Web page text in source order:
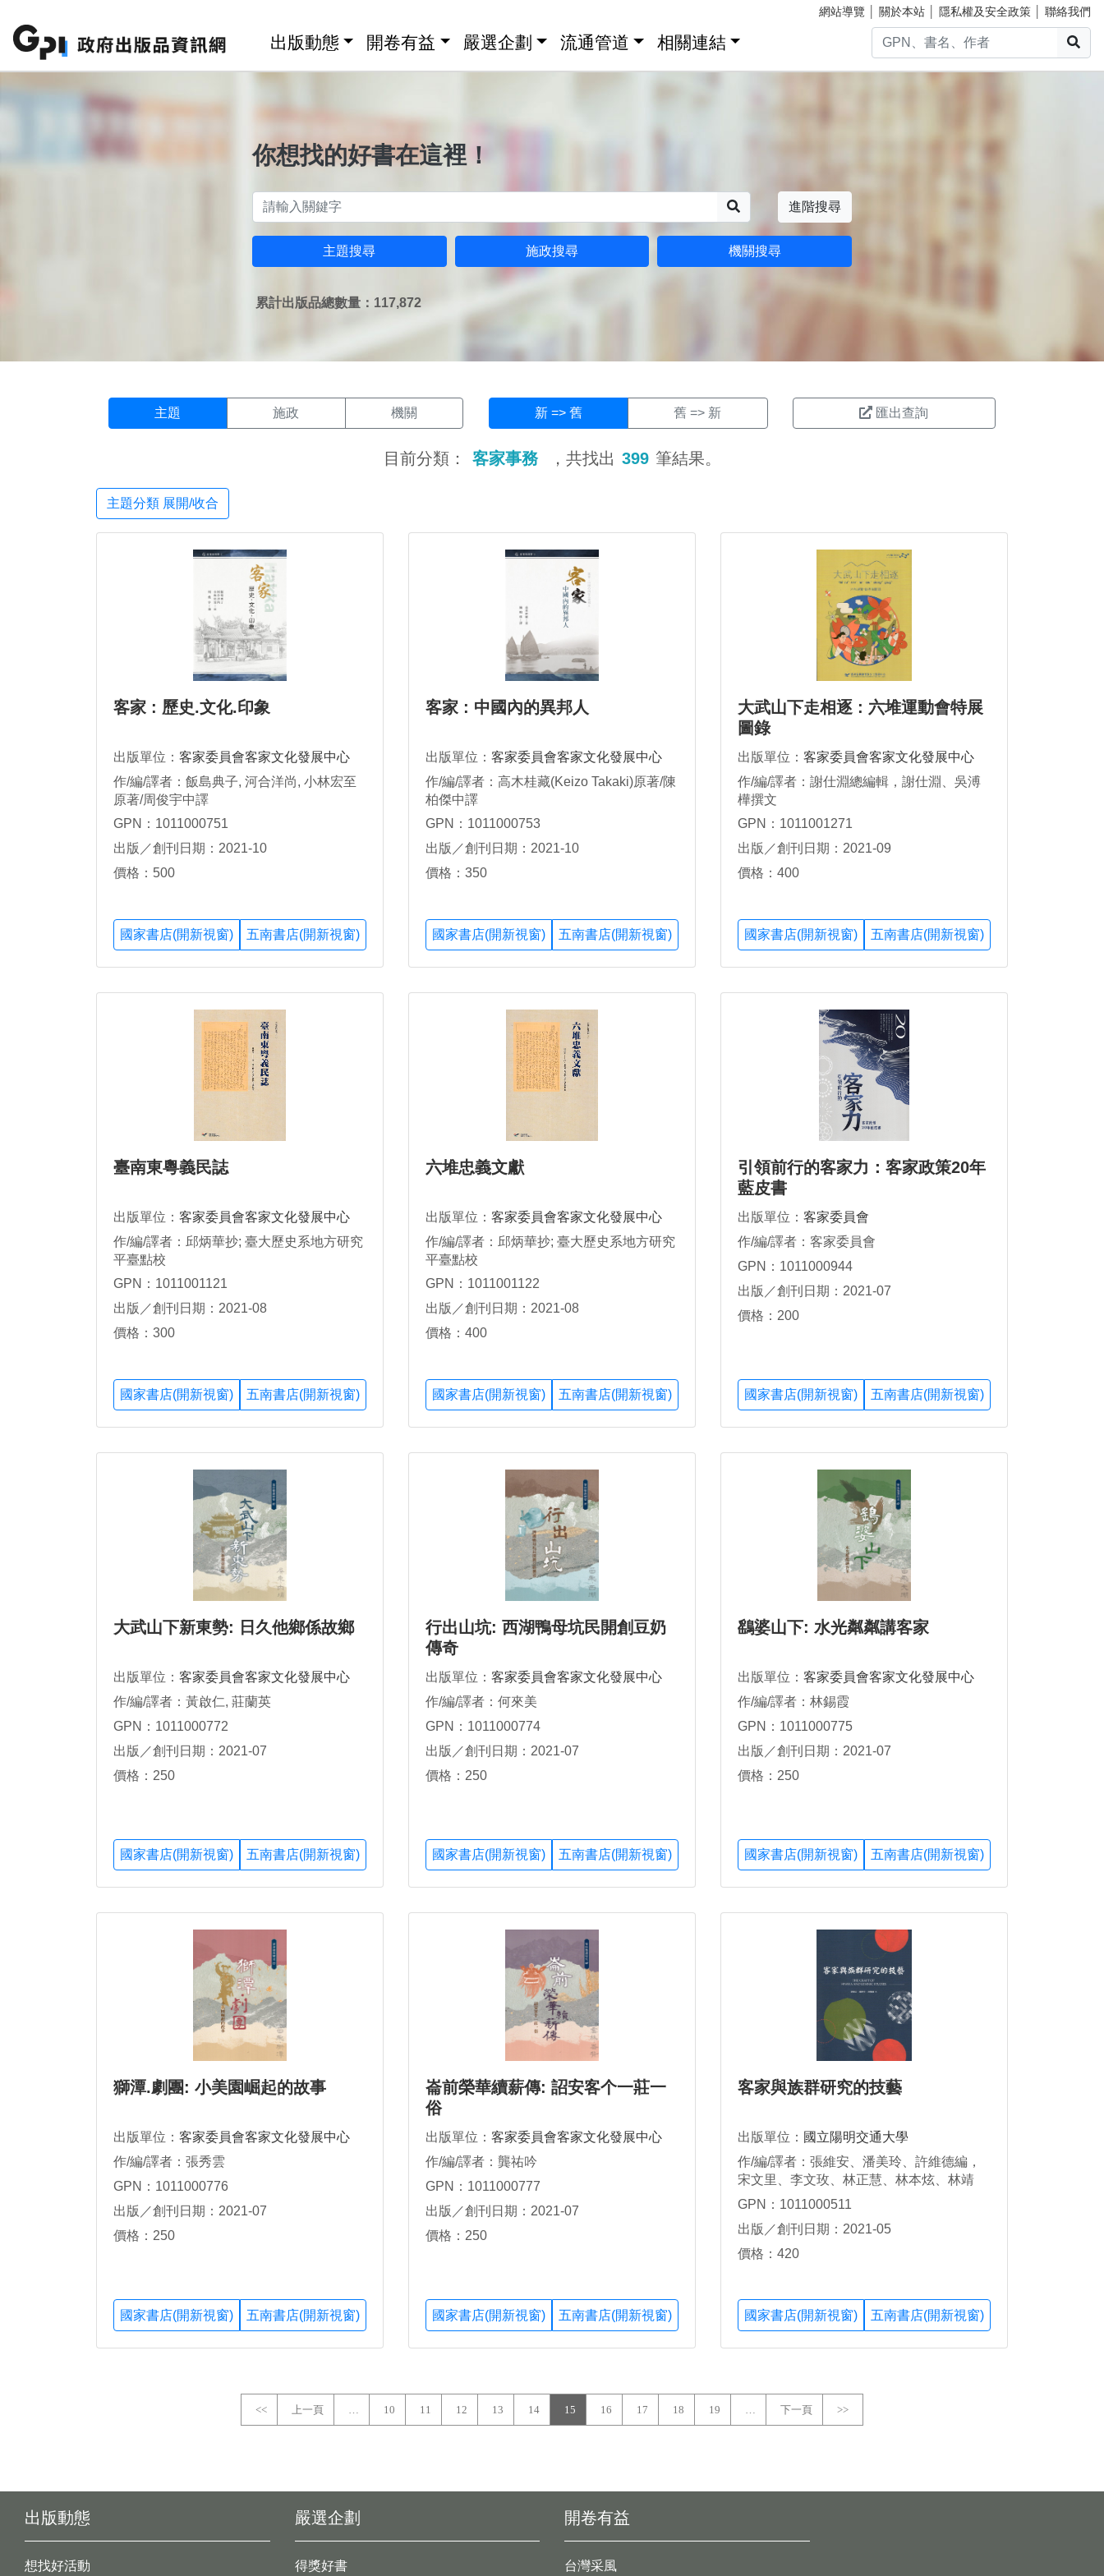
網站導覽 關於本站 隱私權及安全政策 聯絡我們
出版動態 開卷有益 嚴選企劃 流通管道 相關連結
你想找的好書在這裡！
進階搜尋
主題搜尋 施政搜尋 機關搜尋
累計出版品總數量：117,872
主題 施政 機關 新 => 舊 舊 => 新 匯出查詢
目前分類： 客家事務 ，共找出 399 筆結果。
主題分類 展開/收合
客家 : 歷史.文化.印象
出版單位： 客家委員會客家文化發展中心
作/編/譯者：飯島典子, 河合洋尚, 小林宏至
原著/周俊宇中譯
GPN：1011000751
出版／創刊日期：2021-10
價格：500
國家書店(開新視窗) 五南書店(開新視窗)
客家 : 中國內的異邦人
出版單位： 客家委員會客家文化發展中心
作/編/譯者：高木桂藏(Keizo Takaki)原著/陳
柏傑中譯
GPN：1011000753
出版／創刊日期：2021-10
價格：350
國家書店(開新視窗) 五南書店(開新視窗)
大武山下走相逐 : 六堆運動會特展
圖錄
出版單位： 客家委員會客家文化發展中心
作/編/譯者：謝仕淵總編輯，謝仕淵、吳溥
樺撰文
GPN：1011001271
出版／創刊日期：2021-09
價格：400
國家書店(開新視窗) 五南書店(開新視窗)
臺南東粵義民誌
出版單位： 客家委員會客家文化發展中心
作/編/譯者：邱炳華抄; 臺大歷史系地方研究
平臺點校
GPN：1011001121
出版／創刊日期：2021-08
價格：300
國家書店(開新視窗) 五南書店(開新視窗)
六堆忠義文獻
出版單位： 客家委員會客家文化發展中心
作/編/譯者：邱炳華抄; 臺大歷史系地方研究
平臺點校
GPN：1011001122
出版／創刊日期：2021-08
價格：400
國家書店(開新視窗) 五南書店(開新視窗)
引領前行的客家力：客家政策20年
藍皮書
出版單位： 客家委員會
作/編/譯者：客家委員會
GPN：1011000944
出版／創刊日期：2021-07
價格：200
國家書店(開新視窗) 五南書店(開新視窗)
大武山下新東勢: 日久他鄉係故鄉
出版單位： 客家委員會客家文化發展中心
作/編/譯者：黃啟仁, 莊蘭英
GPN：1011000772
出版／創刊日期：2021-07
價格：250
國家書店(開新視窗) 五南書店(開新視窗)
行出山坑: 西湖鴨母坑民開創豆奶
傳奇
出版單位： 客家委員會客家文化發展中心
作/編/譯者：何來美
GPN：1011000774
出版／創刊日期：2021-07
價格：250
國家書店(開新視窗) 五南書店(開新視窗)
鷂婆山下: 水光粼粼講客家
出版單位： 客家委員會客家文化發展中心
作/編/譯者：林錫霞
GPN：1011000775
出版／創刊日期：2021-07
價格：250
國家書店(開新視窗) 五南書店(開新視窗)
獅潭.劇團: 小美園崛起的故事
出版單位： 客家委員會客家文化發展中心
作/編/譯者：張秀雲
GPN：1011000776
出版／創刊日期：2021-07
價格：250
國家書店(開新視窗) 五南書店(開新視窗)
崙前榮華續薪傳: 詔安客个一莊一
俗
出版單位： 客家委員會客家文化發展中心
作/編/譯者：龔祐吟
GPN：1011000777
出版／創刊日期：2021-07
價格：250
國家書店(開新視窗) 五南書店(開新視窗)
客家與族群研究的技藝
出版單位： 國立陽明交通大學
作/編/譯者：張維安、潘美玲、許維德編，
宋文里、李文玫、林正慧、林本炫、林靖
修、柯瓊芳、洪馨蘭、張維安、張陳基、許
劉慧雯、簡美玲著
GPN：1011000511
出版／創刊日期：2021-05
價格：420
國家書店(開新視窗) 五南書店(開新視窗)
<< 上一頁 10 11 12 13 14 15 16 17 18 19 下一頁 >>
出版動態
想找好活動
開卷有益
台灣采風
嚴選企劃
得獎好書